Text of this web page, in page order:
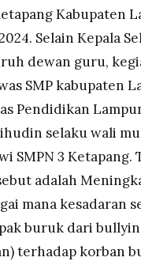
Kabupaten
Selain Kepala
dewan guru,
SMP kabupaten
Pendidikan
selaku wali
SMPN 3 Ketapang.
adalah
mana kesadaran
buruk dari
terhadap korban